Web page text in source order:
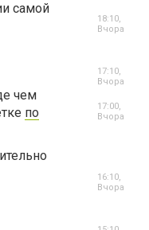
самой
чем
по
18:10,
Вчора
17:10,
Вчора
17:00,
Вчора
16:10,
Вчора